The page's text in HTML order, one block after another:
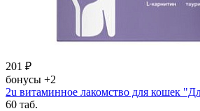
201 ₽
бонусы +2
2u витаминное лакомство для кошек
60 таб.